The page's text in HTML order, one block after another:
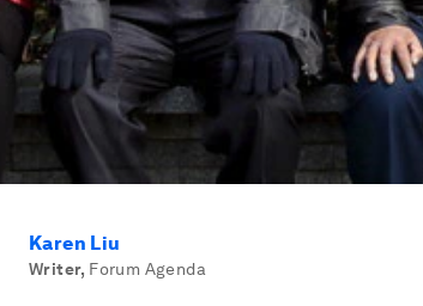
Karen Liu
Writer, Forum Agenda